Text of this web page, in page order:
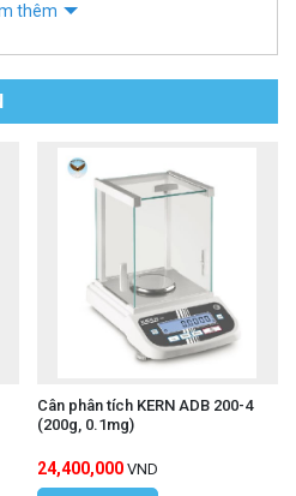
thêm
Cân phân tích KERN ADB 200-4
(200g, 0.1mg)
24,400,000 VND